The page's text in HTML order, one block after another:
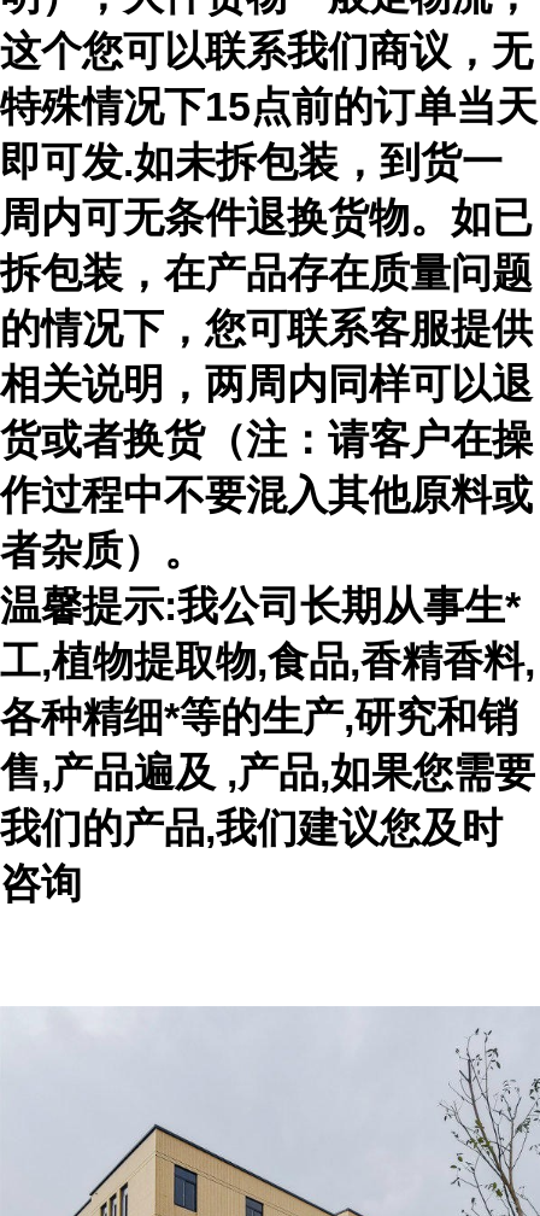
这个您可以联系我们商议，无
特殊情况下15点前的订单当天
即可发.如未拆包装，到货一
周内可无条件退换货物。如已
拆包装，在产品存在质量问题
的情况下，您可联系客服提供
相关说明，两周内同样可以退
货或者换货（注：请客户在操
作过程中不要混入其他原料或
者杂质）。
温馨提示:我公司长期从事生*
工,植物提取物,食品,香精香料,
各种精细*等的生产,研究和销
售,产品遍及 ,产品,如果您需要
我们的产品,我们建议您及时
咨询